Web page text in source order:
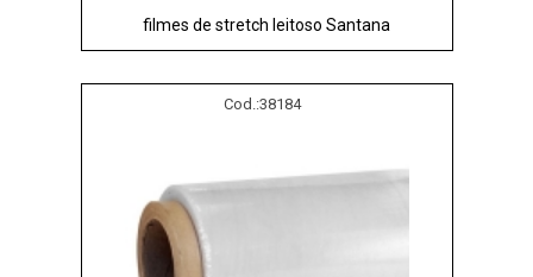
filmes de stretch leitoso Santana
Cod.:38184